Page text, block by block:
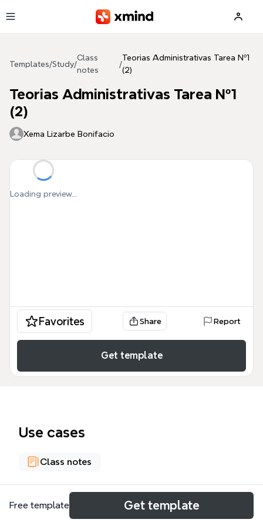
Templates/Study/
Class
notes
/
Teorias Administrativas Tarea Nº1
(2)
Teorias Administrativas Tarea Nº1
(2)
Xema Lizarbe Bonifacio
Loading preview...
Favorites Share Report
Get template
Use cases
Class notes
About
Free template Get template